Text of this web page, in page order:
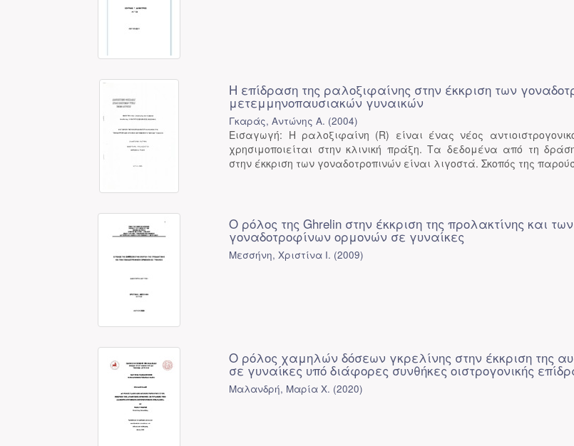
Η επίδραση της ραλοξιφαίνης στην έκκριση των
μετεμμηνοπαυσιακών γυναικών
Γκαράς, Αντώνης Α. (2004)
Εισαγωγή: Η ραλοξιφαίνη (R) είναι ένας νέος
χρησιμοποιείται στην κλινική πράξη. Τα δεδομένα από τη
στην έκκριση των γοναδοτροπινών είναι λιγοστά. Σκοπός της
Ο ρόλος της Ghrelin στην έκκριση της προλακτίνης και των
γοναδοτροφίνων ορμονών σε γυναίκες
Μεσσήνη, Χριστίνα Ι. (2009)
Ο ρόλος χαμηλών δόσεων γκρελίνης στην έκκριση της
σε γυναίκες υπό διάφορες συνθήκες οιστρογονικής
Μαλανδρή, Μαρία Χ. (2020)